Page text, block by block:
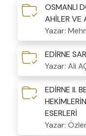
OSMANLI
AHİLER VE
Yazar:
EDİRNE
Yazar: Ali
EDİRNE II.
ESERLERİ
Yazar: